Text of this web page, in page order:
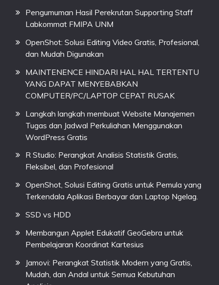
Pengumuman Hasil Perekrutan Supporting Staff
Labkommat FMIPA UNM
OpenShot: Solusi Editing Video Gratis, Profesional,
dan Mudah Digunakan
MAINTENENCE HINDARI HAL HAL TERTENTU
YANG DAPAT MENYEBABKAN
COMPUTER/PC/LAPTOP CEPAT RUSAK
Langkah langkah membuat Website Manajemen
Tugas dan Jadwal Perkuliahan Menggunakan
WordPress Gratis
R Studio: Perangkat Analisis Statistik Gratis,
Fleksibel, dan Profesional
OpenShot, Solusi Editing Gratis untuk Pemula yang
Terkendala Aplikasi Berbayar dan Laptop Ngelag.
SSD vs HDD
Membangun Applet Edukatif GeoGebra untuk
Pembelajaran Koordinat Kartesius
Jamovi: Perangkat Statistik Modern yang Gratis,
Mudah, dan Andal untuk Semua Kebutuhan